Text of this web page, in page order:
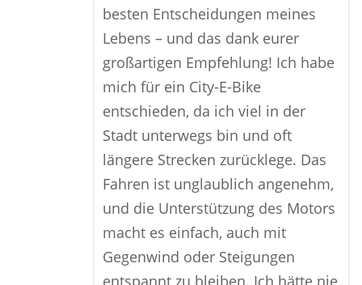
besten Entscheidungen meines
Lebens – und das dank eurer
großartigen Empfehlung! Ich habe
mich für ein City-E-Bike
entschieden, da ich viel in der
Stadt unterwegs bin und oft
längere Strecken zurücklege. Das
Fahren ist unglaublich angenehm,
und die Unterstützung des Motors
macht es einfach, auch mit
Gegenwind oder Steigungen
entspannt zu bleiben. Ich hätte nie